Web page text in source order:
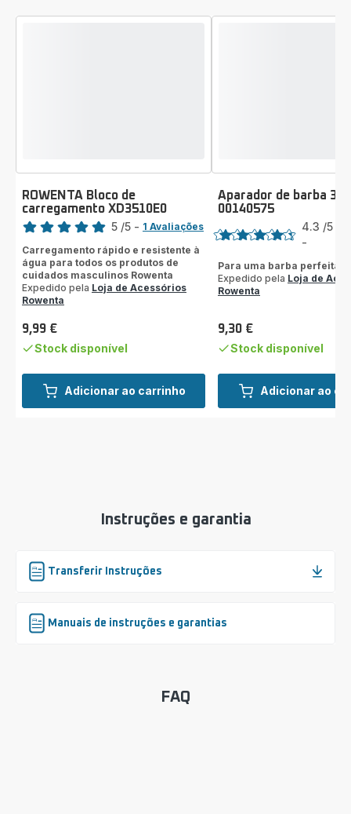
Adicionar ao carrinho
ROWENTA Bloco de
carregamento XD3510E0
Classificação
de
cinco
estrelas
(média)
5 /5 - 1 Avaliações
Carregamento rápido e resistente à
água para todos os produtos de
cuidados masculinos Rowenta
Expedido pela Loja de Acessórios
Rowenta
Preço
9,99 €
Stock disponível
Adicionar ao
Aparador de barba 32
00140575
Classificação
4.3 /5
-
Para uma barba perfeita
Expedido pela Loja de
Rowenta
Preço
9,30 €
Stock disponível
Instruções e garantia
Transferir Instruções
Manuais de instruções e garantias
FAQ